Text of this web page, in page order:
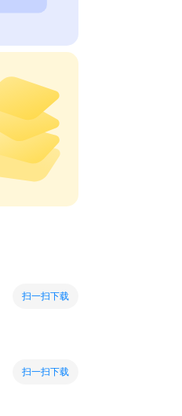
扫一扫下载
扫一扫下载